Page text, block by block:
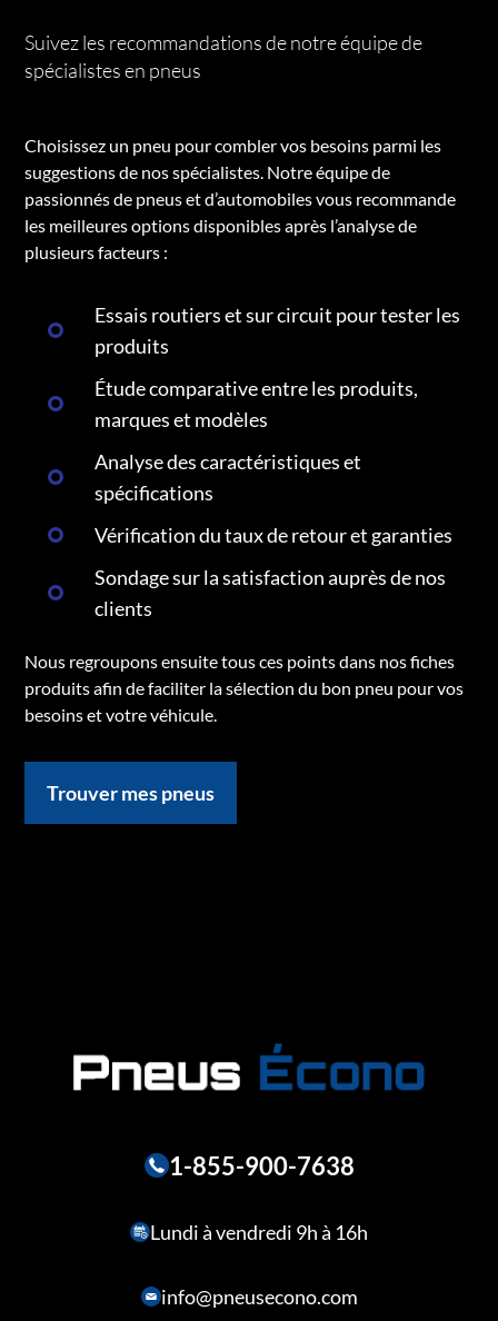
Suivez les recommandations de notre équipe de
spécialistes en pneus
Choisissez un pneu pour combler vos besoins parmi les
suggestions de nos spécialistes. Notre équipe de
passionnés de pneus et d’automobiles vous recommande
les meilleures options disponibles après l’analyse de
plusieurs facteurs :
Essais routiers et sur circuit pour tester les
produits
Étude comparative entre les produits,
marques et modèles
Analyse des caractéristiques et
spécifications
Vérification du taux de retour et garanties
Sondage sur la satisfaction auprès de nos
clients
Nous regroupons ensuite tous ces points dans nos fiches
produits afin de faciliter la sélection du bon pneu pour vos
besoins et votre véhicule.
Trouver mes pneus
1-855-900-7638
Lundi à vendredi 9h à 16h
info@pneusecono.com